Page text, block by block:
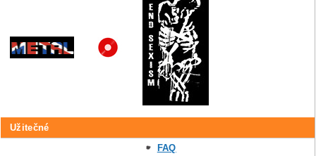
Užitečné
FAQ